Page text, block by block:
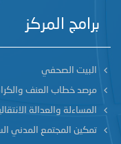
برامج المركز
البيت الصحفي
مرصد خطاب العنف
المساءلة والعدالة
تمكين المجتمع المدني